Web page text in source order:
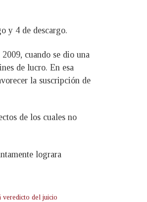
y 4 de descargo.
cuando se dio una
de lucro. En esa
la suscripción de
de los cuales no
lograra
veredicto del juicio